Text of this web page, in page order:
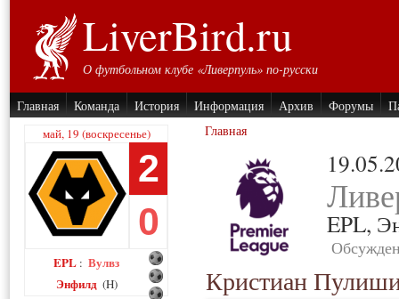
LiverBird.ru
О футбольном клубе «Ливерпуль» по-русски
Главная Команда История Информация Архив Форумы
май, 19 (воскресенье)
2
0
EPL : Вулвз
Энфилд (H)
Главная
EPL,
Кристиан